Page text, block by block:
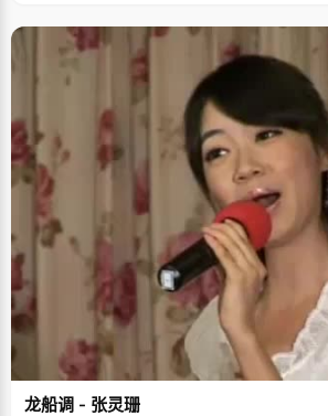
诗耀也是个大厨呢。上高中后，为避免同学之间互
近租了个小房子。吃不惯食堂的大锅饭，他每天都
回锅肉是最长做的菜，因为美味营养又节省时间。
算是营养加餐。闻味而来的同学们也喜欢齐聚在夏
我的同学都非常喜欢吃我做的饭，这次高考完了，
好几天"，夏诗耀无不得意。 编者言：采访完夏诗耀又是一番感叹，如果没有
当初的那场病，没有坚持一星期的电话和执着的信
华"无缘了。人生的事情总是很奇妙，但有心的人只
大有不同。高考是件人人关注的都是，那身边还有
可以警醒我们。
龙船调 - 张灵珊